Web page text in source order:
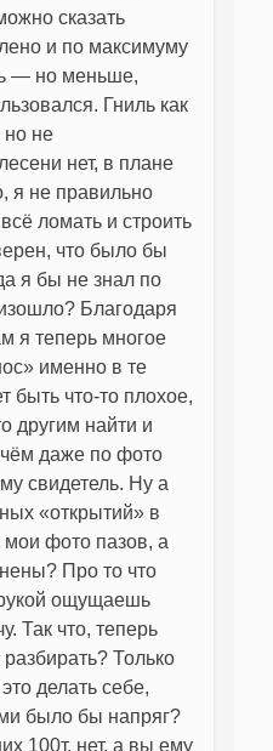
сказать
и по максимуму
— но меньше,
Гниль как
но не
нет, в плане
я не правильно
ломать и строить
что было бы
я бы не знал по
Благодаря
я теперь многое
именно в те
быть что-то плохое,
другим найти и
даже по фото
свидетель. Ну а
«открытий» в
мои фото пазов, а
Про то что
ощущаешь
Так что, теперь
Только
делать себе,
было бы напряг?
100т. нет, а вы ему